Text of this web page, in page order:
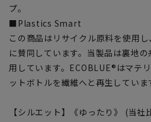
プ。
■Plastics Smart
この商品はリサイクル原料を使用
に賛同しています。当製品は裏地
用しています。ECOBLUE®はマテ
ットボトルを繊維へと再生していま
【シルエット】《ゆったり》 (当社